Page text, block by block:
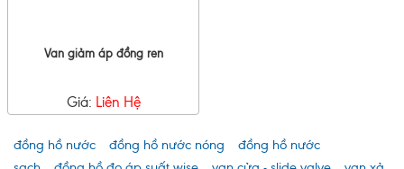
Van giảm áp đồng ren
Giá: Liên Hệ
đồng hồ nước đồng hồ nước nóng
đồng hồ nước